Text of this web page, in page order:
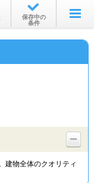
保存中の
条件
建物全体のクオリティ